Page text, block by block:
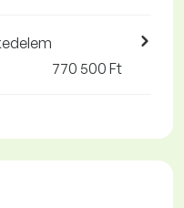
770 500 Ft